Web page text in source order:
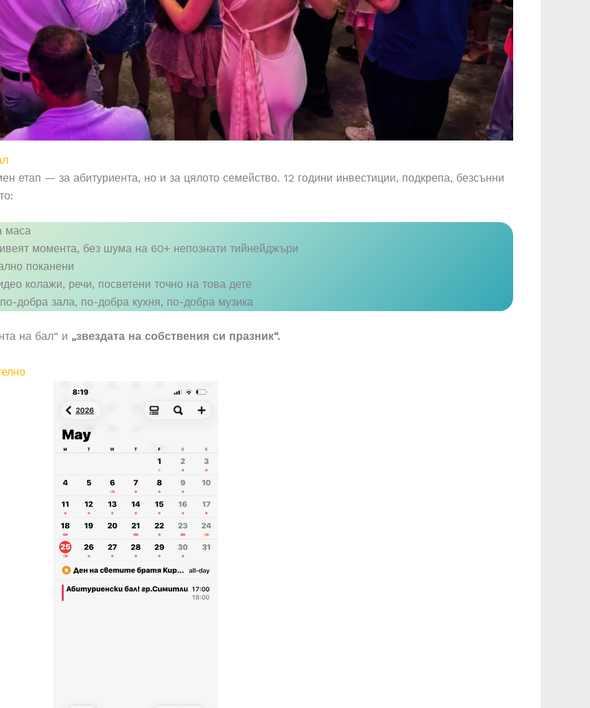
етап — за абитуриента, но и за цялото семейство. 12 години инвестиции, подкрепа, безсънни
маса
момента, без шума на 60+ непознати тийнейджъри
поканени
колажи, речи, посветени точно на това дете
добра зала, по-добра кухня, по-добра музика
на бал“ и „звездата на собствения си празник“.